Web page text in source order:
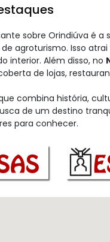
sobre Orindiúva é
agroturismo. Isso
interior. Além disso, no
de lojas,
combina história,
de um destino
para conhecer.